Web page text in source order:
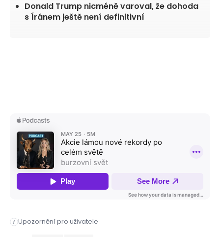
Donald Trump nicméně varoval, že dohoda
s Íránem ještě není definitivní
i Upozornění pro uživatele